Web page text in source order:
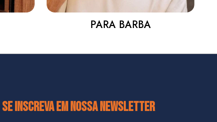
PARA BARBA
SE INSCREVA EM NOSSA NEWSLETTER